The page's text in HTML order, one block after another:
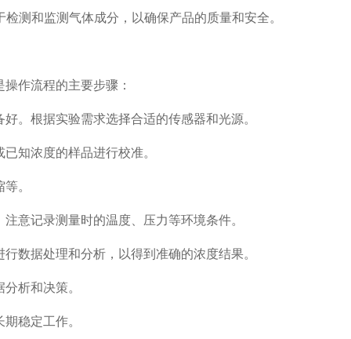
测和监测气体成分，以确保产品的质量和安全。
作流程的主要步骤：
。根据实验需求选择合适的传感器和光源。
知浓度的样品进行校准。
。
意记录测量时的温度、压力等环境条件。
数据处理和分析，以得到准确的浓度结果。
析和决策。
稳定工作。